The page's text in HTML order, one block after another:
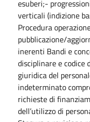
esuberi;-
verticali (indizione
Procedura
pubblicazione/
inerenti Bandi e
disciplinare e codice
giuridica del
indeterminato
richieste di
dell’utilizzo di